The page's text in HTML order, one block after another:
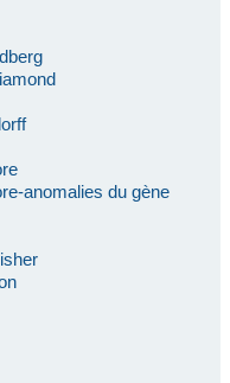
anomalies du gène